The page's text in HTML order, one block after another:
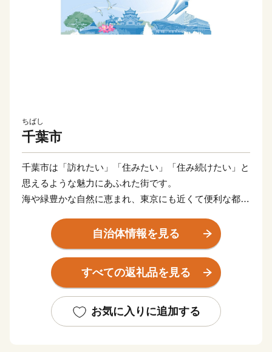
ちばし
千葉市
千葉市は「訪れたい」「住みたい」「住み続けたい」と
思えるような魅力にあふれた街です。
海や緑豊かな自然に恵まれ、東京にも近くて便利な都市
千葉ロッテマリーンズ、ジェフユナイテッド千葉と、プ
ロ野球とJリーグクラブの両方が存在する数少ない都市
であり、ほかにもプロバスケットボールチームのアルテ
ィーリ千葉など、さまざまなスポーツの試合が開催され
千葉市の歴史や魅力を再確認していただくために、『加
曽利貝塚』『オオガハス』『千葉氏』『海辺』を起点と
自治体情報を見る
すべての返礼品を見る
お気に入りに追加する